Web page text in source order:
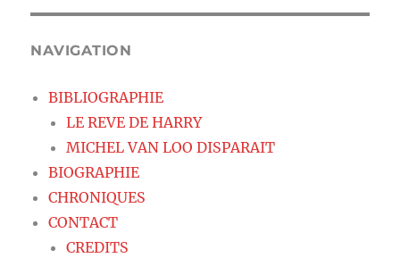
NAVIGATION
BIBLIOGRAPHIE
LE REVE DE HARRY
MICHEL VAN LOO DISPARAIT
BIOGRAPHIE
CHRONIQUES
CONTACT
CREDITS